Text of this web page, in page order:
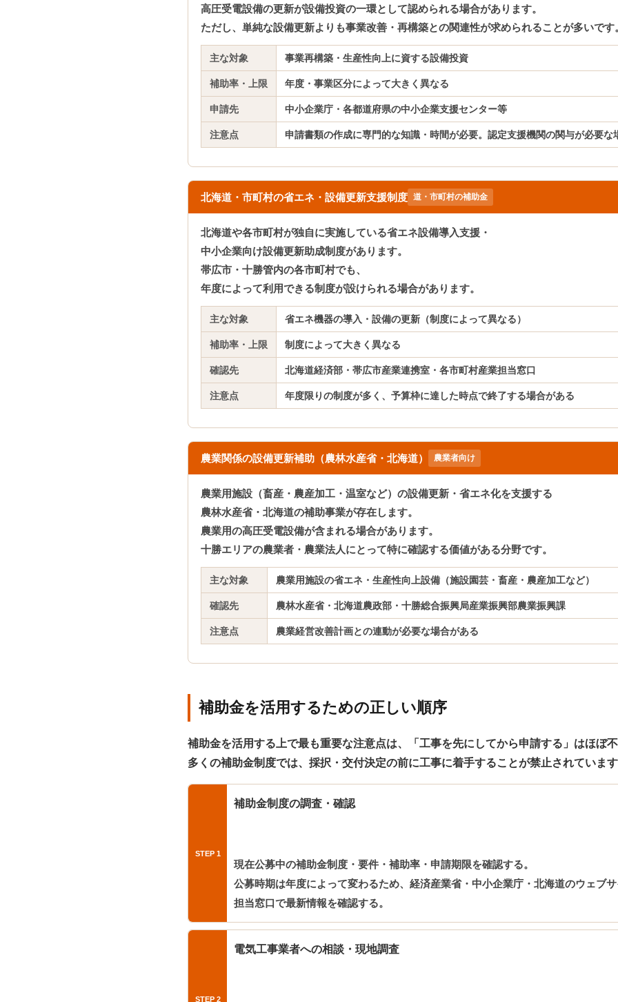
高圧受電設備の更新が設備投資の一環として認められる場合があります。
ただし、単純な設備更新よりも事業改善・再構築との関連性が求められることが多いです
主な対象 事業再構築・生産性向上に資する設備投資
補助率・上限 年度・事業区分によって大きく異なる
申請先 中小企業庁・各都道府県の中小企業支援センター等
注意点 申請書類の作成に専門的な知識・時間が必要。認定支援機関の関与が必要な
北海道・市町村の省エネ・設備更新支援制度 道・市町村の補助金
北海道や各市町村が独自に実施している省エネ設備導入支援・
中小企業向け設備更新助成制度があります。
帯広市・十勝管内の各市町村でも、
年度によって利用できる制度が設けられる場合があります。
主な対象 省エネ機器の導入・設備の更新（制度によって異なる）
補助率・上限 制度によって大きく異なる
確認先 北海道経済部・帯広市産業連携室・各市町村産業担当窓口
注意点 年度限りの制度が多く、予算枠に達した時点で終了する場合がある
農業関係の設備更新補助（農林水産省・北海道） 農業者向け
農業用施設（畜産・農産加工・温室など）の設備更新・省エネ化を支援する
農林水産省・北海道の補助事業が存在します。
農業用の高圧受電設備が含まれる場合があります。
十勝エリアの農業者・農業法人にとって特に確認する価値がある分野です。
主な対象 農業用施設の省エネ・生産性向上設備（施設園芸・畜産・農産加工など）
確認先 農林水産省・北海道農政部・十勝総合振興局産業振興部農業振興課
注意点 農業経営改善計画との連動が必要な場合がある
補助金を活用するための正しい順序
補助金を活用する上で最も重要な注意点は、
「工事を先にしてから申請する」はほぼ
多くの補助金制度では、採択・交付決定の前に工事に着手することが禁止されていま
補助金制度の調査・確認
現在公募中の補助金制度・要件・補助率・申請期限を確認する。
公募時期は年度によって変わるため、経済産業省・中小企業庁・北海道のウェブ
担当窓口で最新情報を確認する。
電気工事業者への相談・現地調査